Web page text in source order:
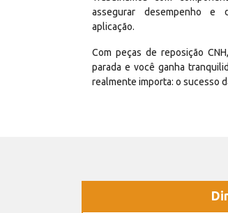
assegurar desempenho e
aplicação.
Com peças de reposição
parada e você ganha
realmente importa: o sucesso